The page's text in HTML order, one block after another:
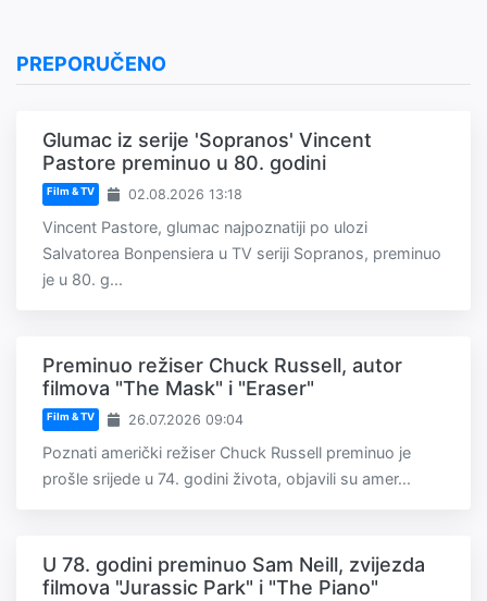
PREPORUČENO
Glumac iz serije 'Sopranos' Vincent
Pastore preminuo u 80. godini
Film & TV 02.08.2026 13:18
Vincent Pastore, glumac najpoznatiji po ulozi
Salvatorea Bonpensiera u TV seriji Sopranos, preminuo
je u 80. g...
Preminuo režiser Chuck Russell, autor
filmova "The Mask" i "Eraser"
Film & TV 26.07.2026 09:04
Poznati američki režiser Chuck Russell preminuo je
prošle srijede u 74. godini života, objavili su amer...
U 78. godini preminuo Sam Neill, zvijezda
filmova "Jurassic Park" i "The Piano"